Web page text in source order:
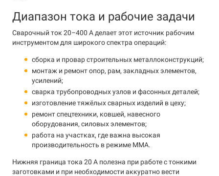
Диапазон тока и рабочие задачи
Сварочный ток 20–400 А делает этот источник рабочим
инструментом для широкого спектра операций:
сборка и провар строительных металлоконструкций;
монтаж и ремонт опор, рам, закладных элементов,
усилений;
сварка трубопроводных узлов и фасонных деталей;
изготовление тяжёлых сварных изделий в цеху;
ремонт спецтехники, ковшей, навесного
оборудования, силовых элементов;
работа на участках, где важна высокая
производительность в режиме MMA.
Нижняя граница тока 20 А полезна при работе с тонкими
заготовками и при необходимости аккуратно вести